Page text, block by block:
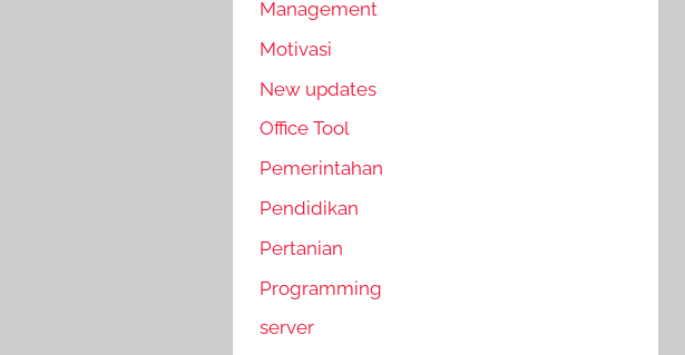
Management
Motivasi
New updates
Office Tool
Pemerintahan
Pendidikan
Pertanian
Programming
server